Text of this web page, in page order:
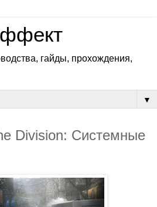
гайды, прохождения,
▼
Division: Системные